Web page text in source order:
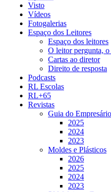
Visto
Vídeos
Fotogalerias
Espaço dos Leitores
Espaço dos leitores
O leitor pergunta,
Cartas ao diretor
Direito de resposta
Podcasts
RL Escolas
RL+65
Revistas
Guia do Empresário
2025
2024
2023
Moldes e Plásticos
2026
2025
2024
2023